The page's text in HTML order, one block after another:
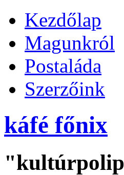
Kezdőlap
Magunkról
Postaláda
Szerzőink
káfé főnix